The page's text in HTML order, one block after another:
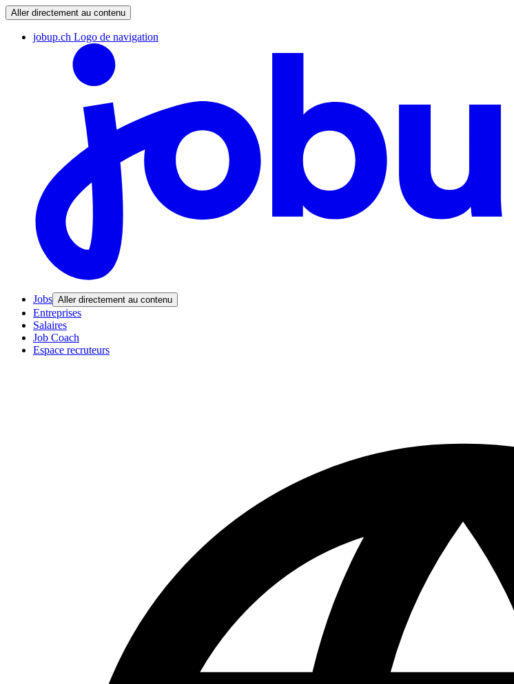
Aller directement au contenu
jobup.ch Logo de navigation
Jobs Aller directement au contenu
Entreprises
Salaires
Job Coach
Espace recruteurs